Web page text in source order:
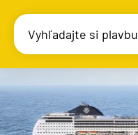
Vyhľadajte si plavbu